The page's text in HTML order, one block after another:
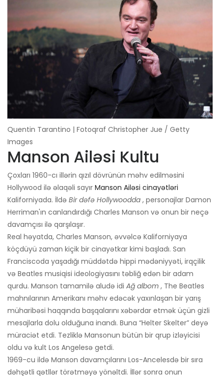
Quentin Tarantino | Fotoqraf Christopher Jue / Getty
Images
Manson Ailəsi Kultu
Çoxları 1960-cı illərin qızıl dövrünün məhv edilməsini
Hollywood ilə əlaqəli sayır Manson Ailəsi cinayətləri
Kaliforniyada. İldə Bir dəfə Hollywoodda , personajlar Damon
Herriman'ın canlandırdığı Charles Manson və onun bir neçə
davamçısı ilə qarşılaşır.
Real həyatda, Charles Manson, əvvəlcə Kaliforniyaya
köçdüyü zaman kiçik bir cinayətkar kimi başladı. San
Franciscoda yaşadığı müddətdə hippi mədəniyyəti, irqçilik
və Beatles musiqisi ideologiyasını təbliğ edən bir adam
qurdu. Manson tamamilə aludə idi Ağ albom , The Beatles
mahnılarının Amerikanı məhv edəcək yaxınlaşan bir yarış
müharibəsi haqqında başqalarını xəbərdar etmək üçün gizli
mesajlarla dolu olduğuna inandı. Buna “Helter Skelter” deyə
müraciət etdi. Tezliklə Mansonun bütün bir qrup izləyicisi
oldu və kult Los Angelesə getdi.
1969-cu ildə Manson davamçılarını Los-Ancelesdə bir sıra
dəhşətli qətllər törətməyə yönəltdi. İllər sonra onun